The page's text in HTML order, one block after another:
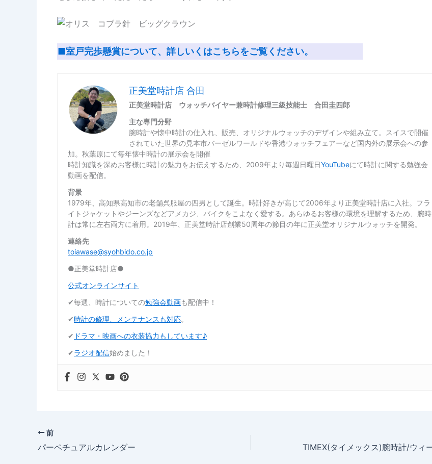
■室戸完歩懸賞について、詳しいくはこちらをご覧ください。
正美堂時計店 合田
正美堂時計店 ウォッチバイヤー兼時計修理三級技能士 合田圭四郎
主な専門分野
腕時計や懐中時計の仕入れ、販売、オリジナルウォッチのデザインや組み立て。スイスで開催
されていた世界の見本市バーゼルワールドや香港ウォッチフェアーなど国内外の展示会への参
加。秋葉原にて毎年懐中時計の展示会を開催
時計知識を深めお客様に時計の魅力をお伝えするため、2009年より毎週日曜日YouTubeにて時計に関する勉強会
動画を配信。
背景
1979年、高知県高知市の老舗呉服屋の四男として誕生。時計好きが高じて2006年より正美堂時計店に入社。フラ
イトジャケットやジーンズなどアメカジ、バイクをこよなく愛する。あらゆるお客様の環境を理解するため、腕時
計は常に左右両方に着用。2019年、正美堂時計店創業50周年の節目の年に正美堂オリジナルウォッチを開発。
連絡先
toiawase@syohbido.co.jp
●正美堂時計店●
公式オンラインサイト
✔︎毎週、時計についての勉強会動画も配信中！
✔︎時計の修理、メンテナンスも対応。
✔︎ ドラマ・映画への衣装協力もしています♪
✔︎ラジオ配信始めました！
前
パーペチュアルカレンダー